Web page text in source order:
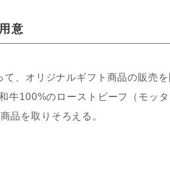
意
、オリジナルギフト商品の販売
牛100%のローストビーフ（モッ
品を取りそろえる。